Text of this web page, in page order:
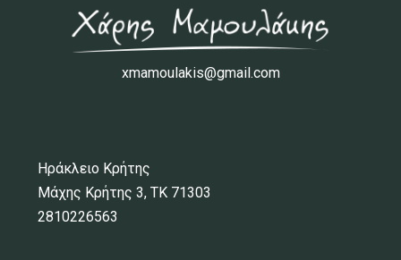
xmamoulakis@gmail.com
Ηράκλειο Κρήτης
Μάχης Κρήτης 3, ΤΚ 71303
2810226563